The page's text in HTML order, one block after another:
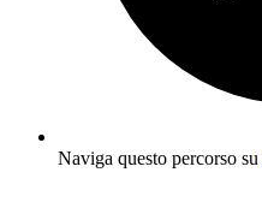
Naviga questo percorso su